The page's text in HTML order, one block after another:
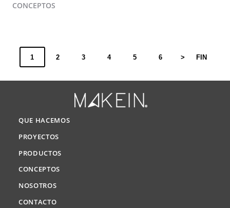
CONCEPTOS
1 2 3 4 5 6 > FIN
QUE HACEMOS
PROYECTOS
PRODUCTOS
CONCEPTOS
NOSOTROS
CONTACTO